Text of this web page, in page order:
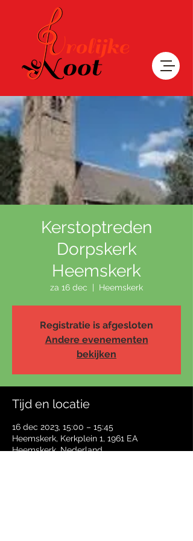
Kerstoptreden
Dorpskerk
Heemskerk
za 16 dec Heemskerk
Registratie is afgesloten
Andere evenementen
bekijken
Tijd en locatie
16 dec 2023, 15:00 – 15:45
Heemskerk, Kerkplein 1, 1961 EA
Heemskerk, Nederland